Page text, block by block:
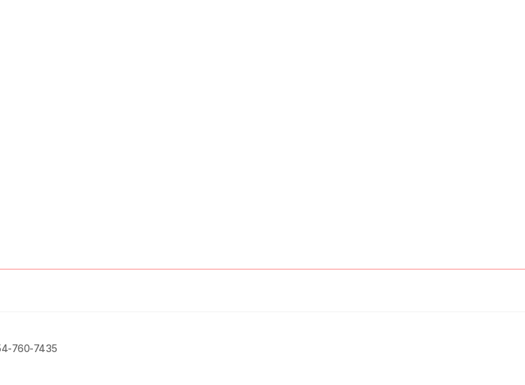
760-7435